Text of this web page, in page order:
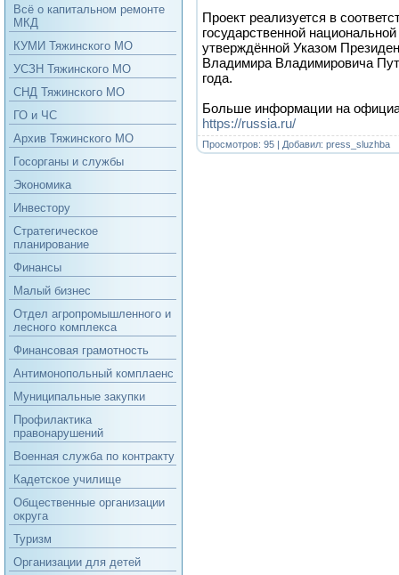
Всё о капитальном ремонте
МКД
КУМИ Тяжинского МО
УСЗН Тяжинского МО
СНД Тяжинского МО
ГО и ЧС
Архив Тяжинского МО
Госорганы и службы
Экономика
Инвестору
Стратегическое
планирование
Финансы
Малый бизнес
Отдел агропромышленного и
лесного комплекса
Финансовая грамотность
Антимонопольный комплаенс
Муниципальные закупки
Профилактика
правонарушений
Военная служба по контракту
Кадетское училище
Общественные организации
округа
Туризм
Организации для детей
Проект реализуется в
государственной
утверждённой Указом
Владимира Владимировича
года.
Больше информации на
https://russia.ru/
Просмотров: 95 | Добавил: press_sluzhba